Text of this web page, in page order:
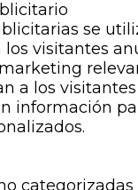
se
los visitantes
a los
información
categorizadas